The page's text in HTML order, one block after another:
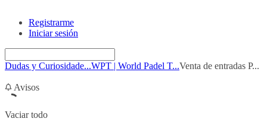
Registrarme
Iniciar sesión
Dudas y Curiosidade...WPT | World Padel T...Venta de entradas P...
Avisos
Vaciar todo